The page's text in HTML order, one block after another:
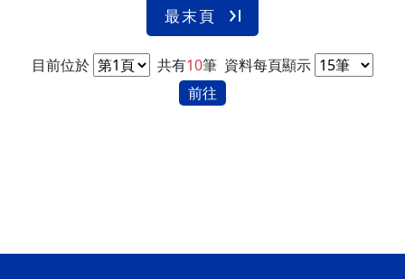
最末頁
目前位於 共有10筆 資料每頁顯示
前往